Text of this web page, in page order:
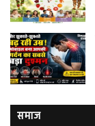
समाज